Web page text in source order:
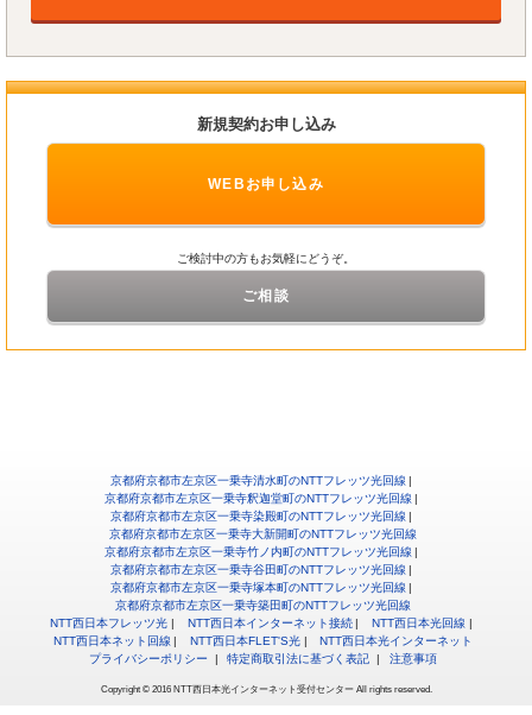
新規契約お申し込み
WEBお申し込み
ご検討中の方もお気軽にどうぞ。
ご相談
京都府京都市左京区一乗寺清水町のNTTフレッツ光回線
京都府京都市左京区一乗寺釈迦堂町のNTTフレッツ光回線
京都府京都市左京区一乗寺染殿町のNTTフレッツ光回線
京都府京都市左京区一乗寺大新開町のNTTフレッツ光回線
京都府京都市左京区一乗寺竹ノ内町のNTTフレッツ光回線
京都府京都市左京区一乗寺谷田町のNTTフレッツ光回線
京都府京都市左京区一乗寺塚本町のNTTフレッツ光回線
京都府京都市左京区一乗寺築田町のNTTフレッツ光回線
NTT西日本フレッツ光
NTT西日本インターネット接続
NTT西日本光回線
NTT西日本ネット回線
NTT西日本FLET'S光
NTT西日本光インターネット
プライバシーポリシー
特定商取引法に基づく表記 注意事項
Copyright © 2016 NTT西日本光インターネット受付センター All rights reserved.